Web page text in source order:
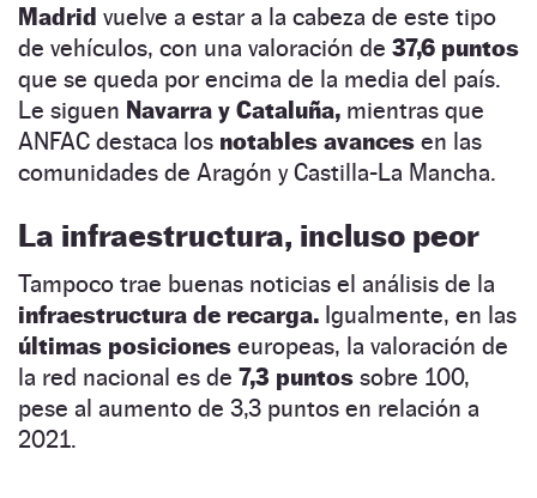
Madrid vuelve a estar a la cabeza de este tipo
de vehículos, con una valoración de 37,6 puntos
que se queda por encima de la media del país.
Le siguen Navarra y Cataluña, mientras que
ANFAC destaca los notables avances en las
comunidades de Aragón y Castilla-La Mancha.
La infraestructura, incluso peor
Tampoco trae buenas noticias el análisis de la
infraestructura de recarga. Igualmente, en las
últimas posiciones europeas, la valoración de
la red nacional es de 7,3 puntos sobre 100,
pese al aumento de 3,3 puntos en relación a
2021.